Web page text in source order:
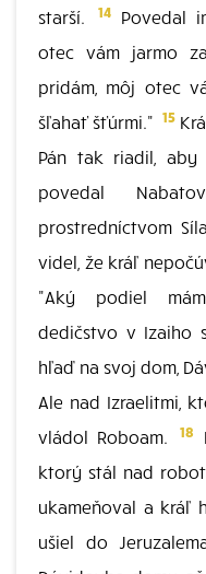
starší.
14Povedal
otec vám jarmo
pridám, môj otec
šľahať šťúrmi." 15
Pán tak riadil, aby
povedal
prostredníctvom
videl, že kráľ
"Aký podiel
dedičstvo v Izaiho
hľaď na svoj dom,
Ale nad Izraelitmi,
vládol Roboam.
18
ktorý stál nad
ukameňoval a kráľ
ušiel do